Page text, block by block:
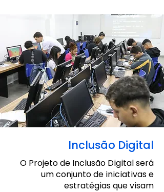
Inclusão Digital
O Projeto de Inclusão Digital será
um conjunto de iniciativas e
estratégias que visam